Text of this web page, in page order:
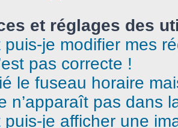
et réglages des
puis-je modifier mes
pas correcte !
le fuseau horaire
n’apparaît pas dans
puis-je afficher une